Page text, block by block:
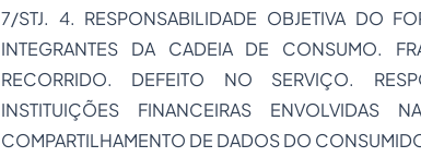
7/STJ. 4. RESPONSABILIDADE OBJETIVA DO
INTEGRANTES DA CADEIA DE CONSUMO.
RECORRIDO. DEFEITO NO SERVIÇO.
INSTITUIÇÕES FINANCEIRAS ENVOLVIDAS
COMPARTILHAMENTO DE DADOS DO